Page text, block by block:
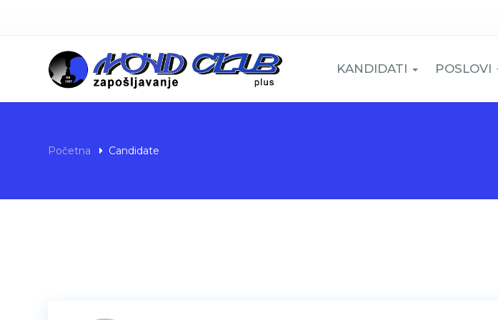
KANDIDATI POSLOVI
Početna Candidate